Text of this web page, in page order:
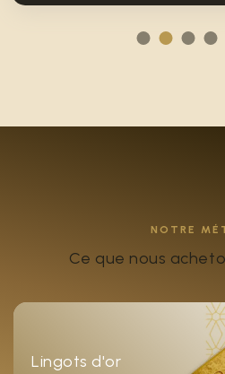
NOTRE
Ce que nous
Lingots d'or